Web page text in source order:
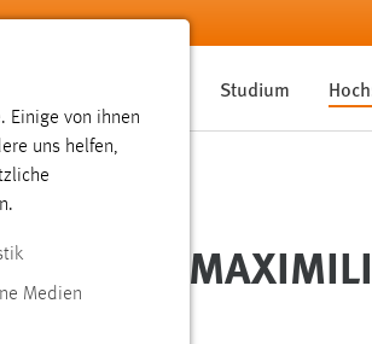
Studium
Weiden
DR.
Einige von ihnen
uns helfen,
Medien